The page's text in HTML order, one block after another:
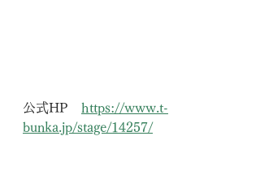
公式HP https://www.t-
bunka.jp/stage/14257/